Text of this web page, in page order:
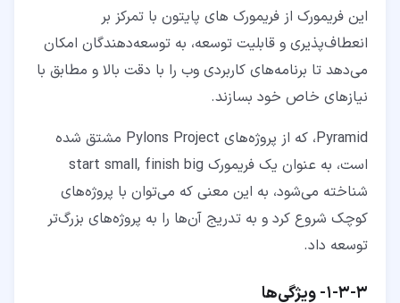
این فریمورک از فریمورک های پایتون با تمرکز بر
انعطاف‌پذیری و قابلیت توسعه، به توسعه‌دهندگان امکان
می‌دهد تا برنامه‌های کاربردی وب را با دقت بالا و مطابق با
نیازهای خاص خود بسازند.
Pyramid، که از پروژه‌های Pylons Project مشتق شده
است، به عنوان یک فریمورک start small, finish big
شناخته می‌شود، به این معنی که می‌توان با پروژه‌های
کوچک شروع کرد و به تدریج آن‌ها را به پروژه‌های بزرگ‌تر
توسعه داد.
۳‏-‏۳‏-‏۱‏- ویژگی‌ها